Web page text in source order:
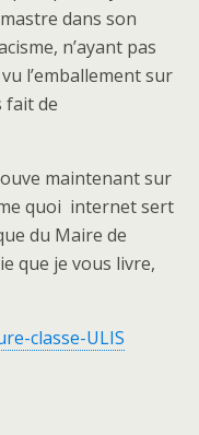
dans son
n’ayant pas
l’emballement sur
fait de
maintenant sur
quoi internet sert
du Maire de
que je vous livre,
classe-ULIS